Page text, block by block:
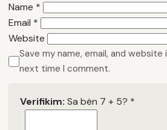
Name *
Email *
Website
Save my name, email, and
next time I comment.
Verifikim: Sa bën 7 + 5? *